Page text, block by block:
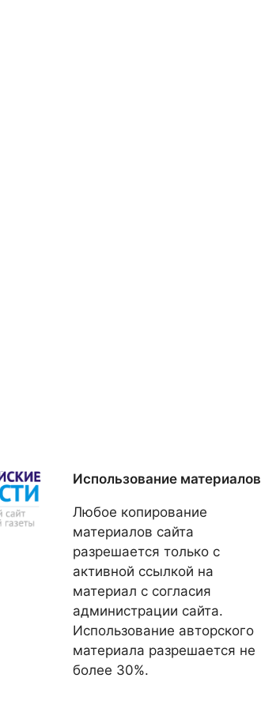
Использование материалов
Любое копирование
материалов сайта
разрешается только с
активной ссылкой на
материал с согласия
администрации сайта.
Использование авторского
материала разрешается не
более 30%.